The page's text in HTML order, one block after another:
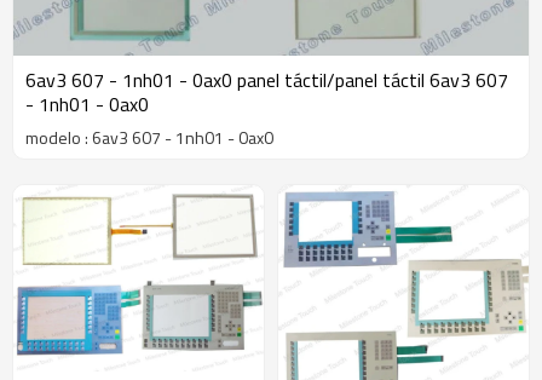
6av3 607 - 1nh01 - 0ax0 panel táctil/panel táctil 6av3 607
- 1nh01 - 0ax0
modelo : 6av3 607 - 1nh01 - 0ax0